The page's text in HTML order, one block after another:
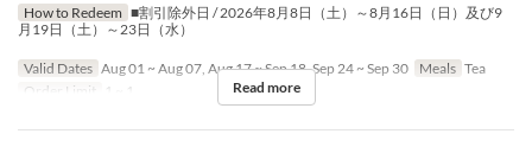
How to Redeem ■割引除外日 / 2026年8月8日（土）～8月16日（日）及び9
月19日（土）～23日（水）
Valid Dates Aug 01 ~ Aug 07, Aug 17 ~ Sep 18, Sep 24 ~ Sep 30 Meals Tea
Order Limit
1 ~ 1 Read more